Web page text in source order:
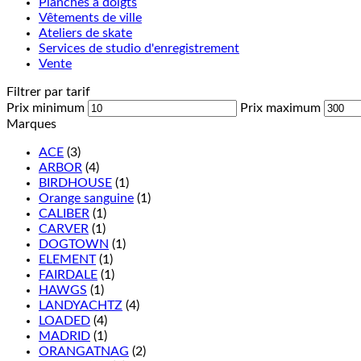
Vêtements de ville
Ateliers de skate
Services de studio d'enregistrement
Vente
Filtrer par tarif
Prix minimum
Prix maximum
Marques
ACE (3)
ARBOR (4)
BIRDHOUSE (1)
Orange sanguine (1)
CALIBER (1)
CARVER (1)
DOGTOWN (1)
ELEMENT (1)
FAIRDALE (1)
HAWGS (1)
LANDYACHTZ (4)
LOADED (4)
MADRID (1)
ORANGATNAG (2)